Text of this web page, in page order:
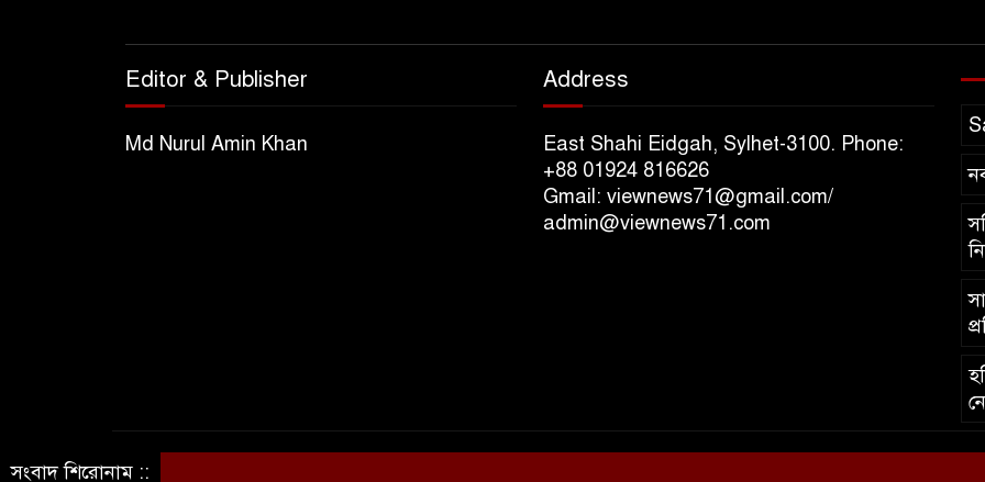
Editor & Publisher
Md Nurul Amin Khan
Address
East Shahi Eidgah, Sylhet-3100. Phone:
+88 01924 816626
Gmail: viewnews71@gmail.com/
admin@viewnews71.com
© সর্বস্বত্ব সংরক্ষিত ©ভিউ নিউজ ৭১
সংবাদ শিরোনাম ::